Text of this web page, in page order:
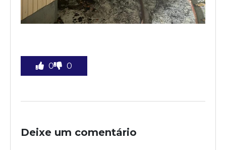
0 0
Deixe um comentário